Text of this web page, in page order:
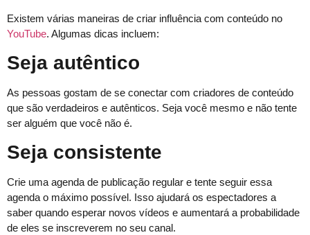
Existem várias maneiras de criar influência com conteúdo no
YouTube. Algumas dicas incluem:
Seja autêntico
As pessoas gostam de se conectar com criadores de conteúdo
que são verdadeiros e autênticos. Seja você mesmo e não tente
ser alguém que você não é.
Seja consistente
Crie uma agenda de publicação regular e tente seguir essa
agenda o máximo possível. Isso ajudará os espectadores a
saber quando esperar novos vídeos e aumentará a probabilidade
de eles se inscreverem no seu canal.